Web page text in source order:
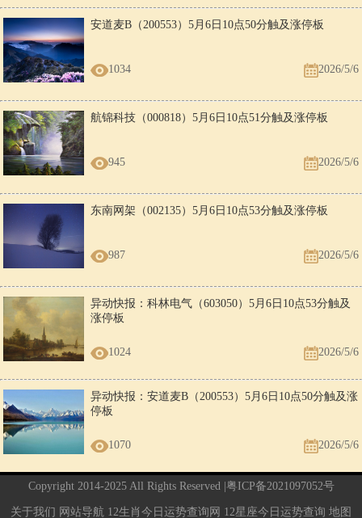
安道麦B（200553）5月6日10点50分触及涨停板
1034 2026/5/6
航锦科技（000818）5月6日10点51分触及涨停板
945 2026/5/6
东南网架（002135）5月6日10点53分触及涨停板
987 2026/5/6
异动快报：科林电气（603050）5月6日10点53分触及
涨停板
1024 2026/5/6
异动快报：安道麦B（200553）5月6日10点50分触及涨
停板
1070 2026/5/6
Copyright 2014-2025 All Rights Reserved | 粤ICP备2021097052号
关于我们 网站导航 12生肖今日运势查询网 12星座今日运势查询 地图